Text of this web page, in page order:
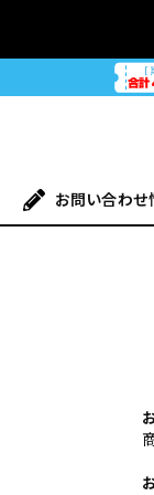
お問い合わせ